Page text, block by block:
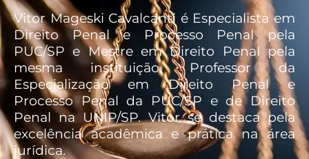
Vitor Mageski Cavalcanti é Especialista em
Direito Penal e Processo Penal pela
PUC/SP e Mestre em Direito Penal pela
mesma instituição. Professor da
Especialização em Direito Penal e
Processo Penal da PUC/SP e de Direito
Penal na UNIP/SP. Vitor se destaca pela
excelência acadêmica e prática na área
jurídica.